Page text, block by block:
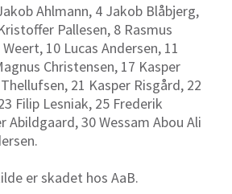
Ahlmann, 4 Jakob Blåbjerg,
Pallesen, 8 Rasmus
10 Lucas Andersen, 11
Christensen, 17 Kasper
21 Kasper Risgård, 22
Filip Lesniak, 25 Frederik
Abildgaard, 30 Wessam Abou Ali
er skadet hos AaB.